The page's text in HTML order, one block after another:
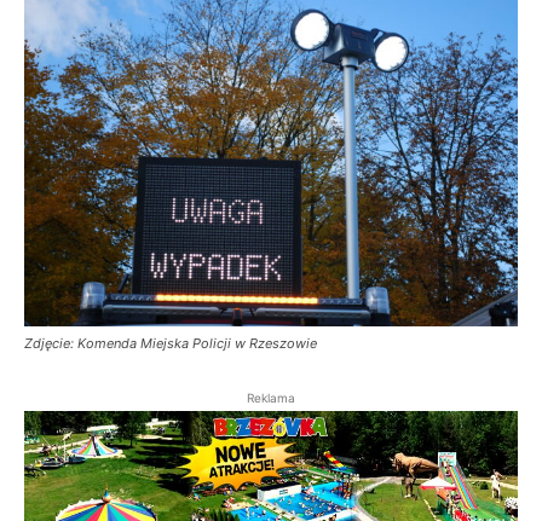
Zdjęcie: Komenda Miejska Policji w Rzeszowie
Reklama